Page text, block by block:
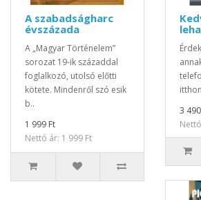
A szabadságharc
évszázada
A „Magyar Történelem”
sorozat 19-ik századdal
foglalkozó, utolsó előtti
kötete. Mindenről szó esik
b..
1 999 Ft
Nettó ár: 1 999 Ft
3